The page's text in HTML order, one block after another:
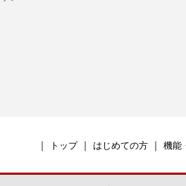
｜ トップ｜ はじめての方 ｜ 機能